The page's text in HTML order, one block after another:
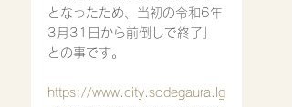
となったため、当初の令和6年
3月31日から前倒しで終了」
との事です。
https://www.city.sodegaura.lg